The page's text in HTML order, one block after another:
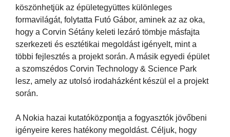
köszönhetjük az épületegyüttes különleges
formavilágát, folytatta Futó Gábor, aminek az az oka,
hogy a Corvin Sétány keleti lezáró tömbje másfajta
szerkezeti és esztétikai megoldást igényelt, mint a
többi fejlesztés a projekt során. A másik egyedi épület
a szomszédos Corvin Technology & Science Park
lesz, amely az utolsó irodaházként készül el a projekt
során.
A Nokia hazai kutatóközpontja a fogyasztók jövőbeni
igényeire keres hatékony megoldást. Céljuk, hogy